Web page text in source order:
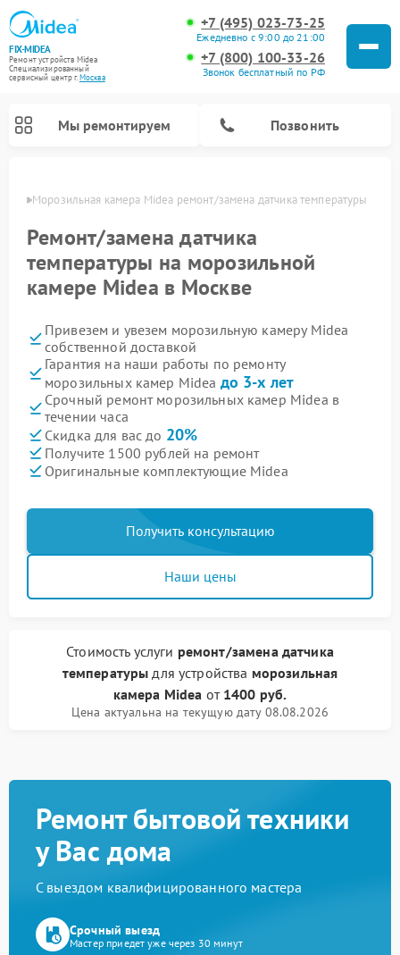
FIX-MIDEA
Ремонт устройств Midea
Специализированный
cервисный центр г.Москва
+7 (495) 023-73-25
Ежедневно с 9:00 до 21:00
+7 (800) 100-33-26
Звонок бесплатный по РФ
Мы ремонтируем Позвонить
Морозильная камера Midea ремонт/замена датчика температуры
Ремонт/замена датчика
температуры на морозильной
камере Midea в Москве
Привезем и увезем морозильную камеру Midea
собственной доставкой
Гарантия на наши работы по ремонту
морозильных камер Midea до 3-х лет
Срочный ремонт морозильных камер Midea в
течении часа
Скидка для вас до 20%
Получите 1500 рублей на ремонт
Оригинальные комплектующие Midea
Получить консультацию
Наши цены
Стоимость услуги ремонт/замена датчика
температуры для устройства морозильная
камера Midea от 1400 руб.
Цена актуальна на текущую дату 08.08.2026
Ремонт бытовой техники
у Вас дома
С выездом квалифицированного мастера
Срочный выезд
Мастер приедет уже через 30 минут